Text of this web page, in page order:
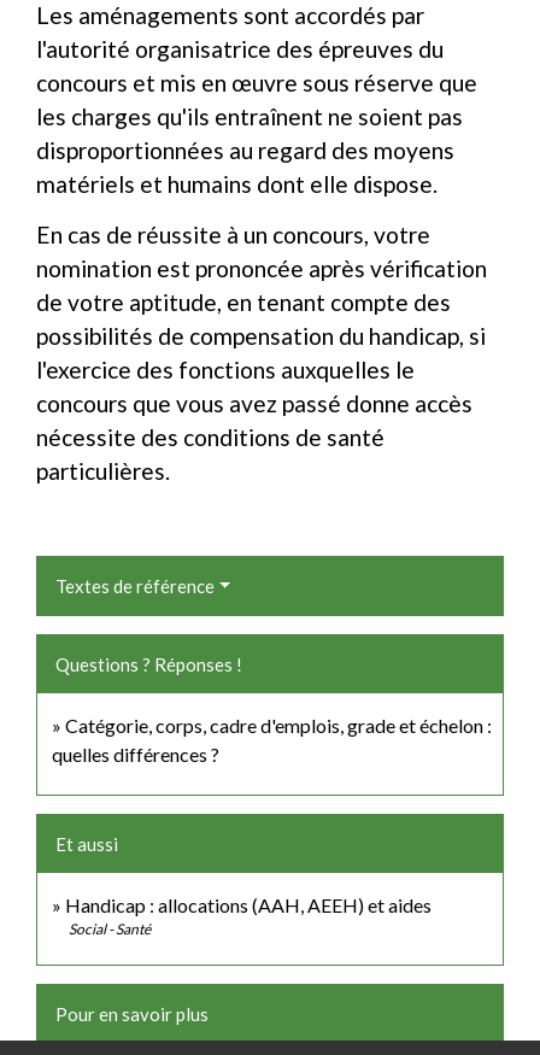
Les aménagements sont accordés par
l'autorité organisatrice des épreuves du
concours et mis en œuvre sous réserve que
les charges qu'ils entraînent ne soient pas
disproportionnées au regard des moyens
matériels et humains dont elle dispose.
En cas de réussite à un concours, votre
nomination est prononcée après vérification
de votre aptitude, en tenant compte des
possibilités de compensation du handicap, si
l'exercice des fonctions auxquelles le
concours que vous avez passé donne accès
nécessite des conditions de santé
particulières.
Textes de référence
Questions ? Réponses !
Catégorie, corps, cadre d'emplois, grade et échelon :
quelles différences ?
Et aussi
Handicap : allocations (AAH, AEEH) et aides
Social - Santé
Pour en savoir plus